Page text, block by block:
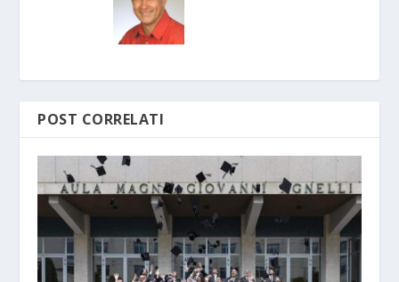
POST CORRELATI